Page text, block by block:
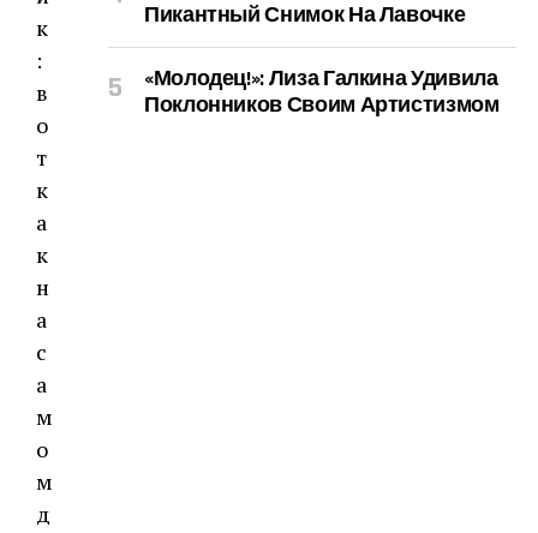
Пикантный Снимок На Лавочке
«Молодец!»: Лиза Галкина Удивила
Поклонников Своим Артистизмом